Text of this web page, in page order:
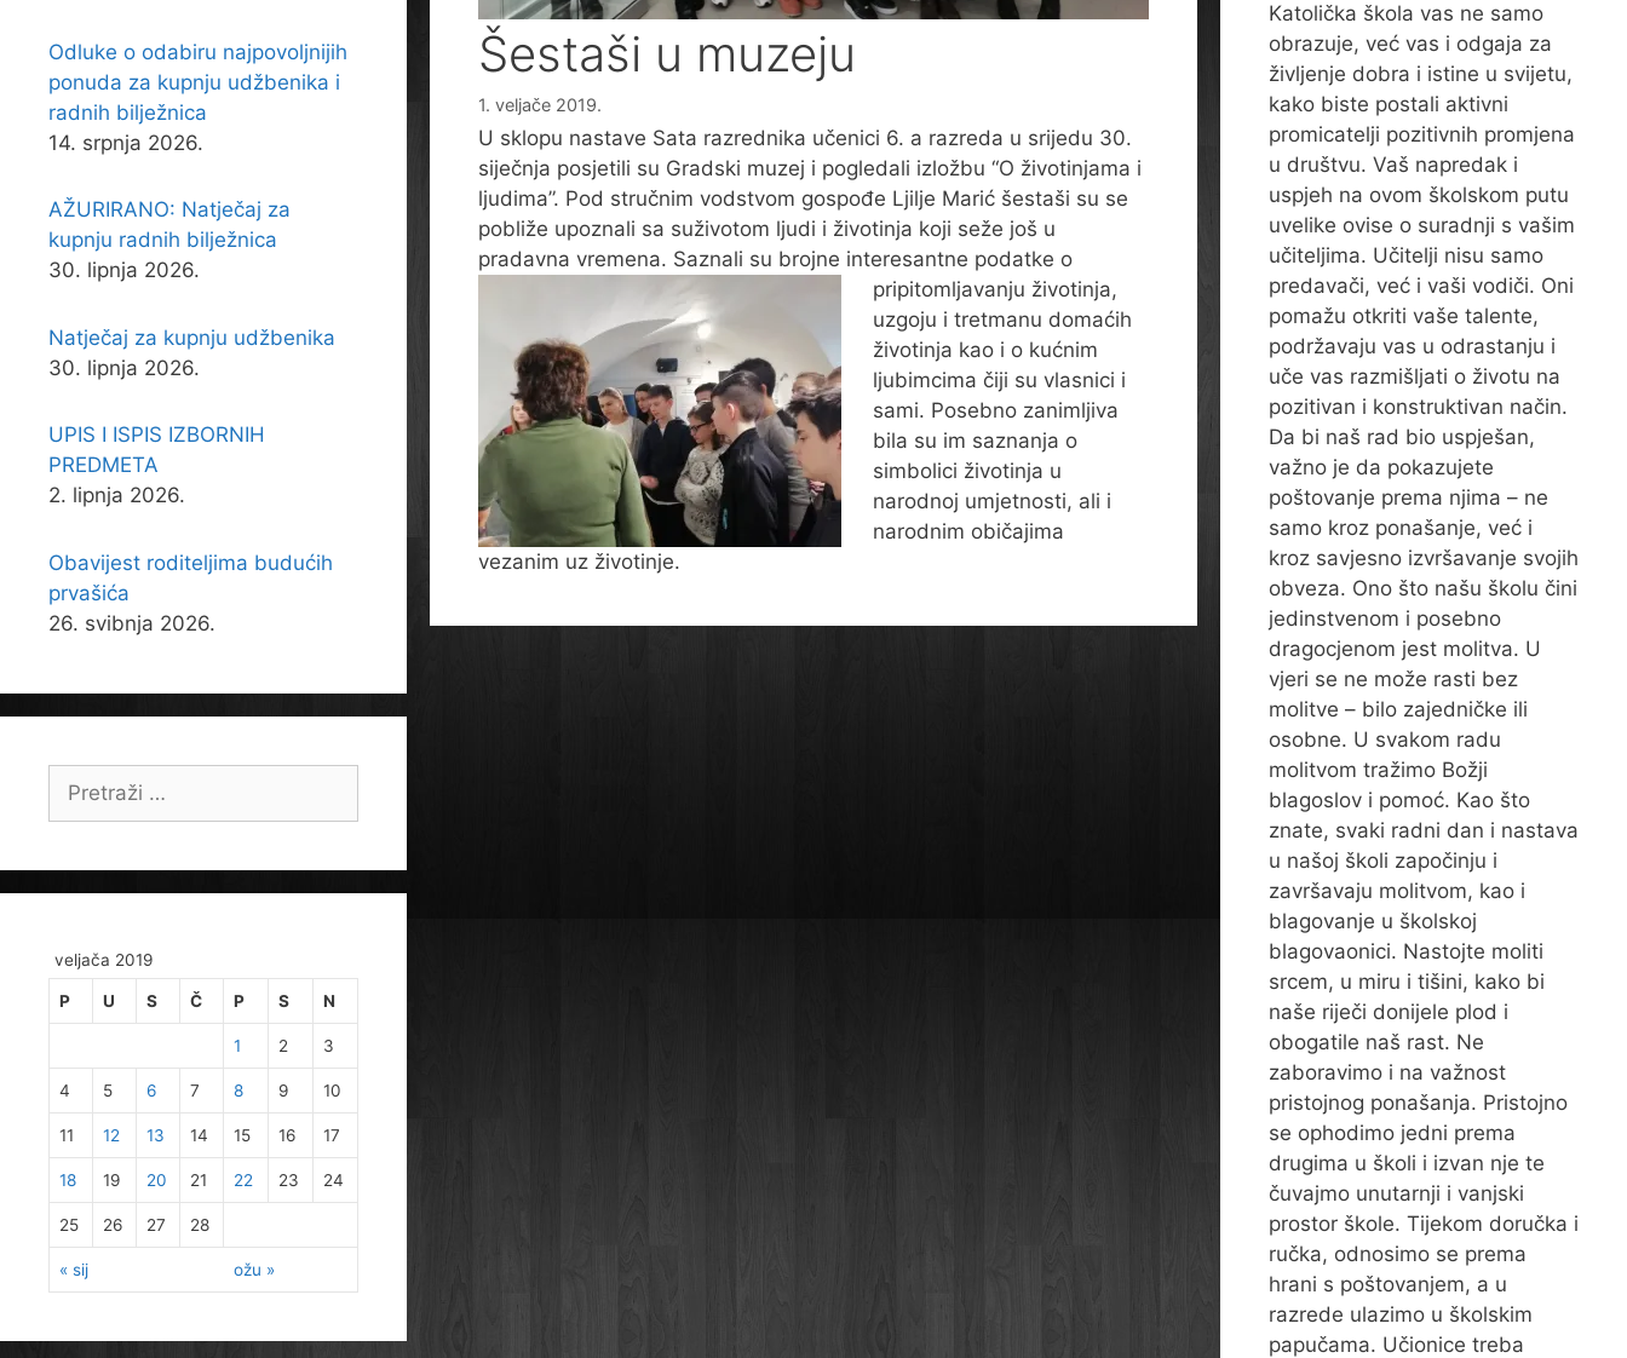
Šestaši u muzeju
1. veljače 2019.
U sklopu nastave Sata razrednika učenici 6. a razreda u srijedu 30.
siječnja posjetili su Gradski muzej i pogledali izložbu “O životinjama i
ljudima”. Pod stručnim vodstvom gospođe Ljilje Marić šestaši su se
pobliže upoznali sa suživotom ljudi i životinja koji seže još u
pradavna vremena. Saznali su brojne interesantne podatke o
pripitomljavanju životinja,
uzgoju i tretmanu domaćih
životinja kao i o kućnim
ljubimcima čiji su vlasnici i
sami. Posebno zanimljiva
bila su im saznanja o
simbolici životinja u
narodnoj umjetnosti, ali i
narodnim običajima
vezanim uz životinje.
Odluke o odabiru najpovoljnijih
ponuda za kupnju udžbenika i
radnih bilježnica
14. srpnja 2026.
AŽURIRANO: Natječaj za
kupnju radnih bilježnica
30. lipnja 2026.
Natječaj za kupnju udžbenika
30. lipnja 2026.
UPIS I ISPIS IZBORNIH
PREDMETA
2. lipnja 2026.
Obavijest roditeljima budućih
prvašića
26. svibnja 2026.
veljača 2019
P U S Č P S N
« sij ožu »
1 2 3
4 5 6 7 8 9 10
11 12 13 14 15 16 17
18 19 20 21 22 23 24
25 26 27 28
Katolička škola vas ne samo
obrazuje, već vas i odgaja za
življenje dobra i istine u svijetu,
kako biste postali aktivni
promicatelji pozitivnih promjena
u društvu. Vaš napredak i
uspjeh na ovom školskom putu
uvelike ovise o suradnji s vašim
učiteljima. Učitelji nisu samo
predavači, već i vaši vodiči. Oni
pomažu otkriti vaše talente,
podržavaju vas u odrastanju i
uče vas razmišljati o životu na
pozitivan i konstruktivan način.
Da bi naš rad bio uspješan,
važno je da pokazujete
poštovanje prema njima – ne
samo kroz ponašanje, već i
kroz savjesno izvršavanje svojih
obveza. Ono što našu školu čini
jedinstvenom i posebno
dragocjenom jest molitva. U
vjeri se ne može rasti bez
molitve – bilo zajedničke ili
osobne. U svakom radu
molitvom tražimo Božji
blagoslov i pomoć. Kao što
znate, svaki radni dan i nastava
u našoj školi započinju i
završavaju molitvom, kao i
blagovanje u školskoj
blagovaonici. Nastojte moliti
srcem, u miru i tišini, kako bi
naše riječi donijele plod i
obogatile naš rast. Ne
zaboravimo i na važnost
pristojnog ponašanja. Pristojno
se ophodimo jedni prema
drugima u školi i izvan nje te
čuvajmo unutarnji i vanjski
prostor škole. Tijekom doručka i
ručka, odnosimo se prema
hrani s poštovanjem, a u
razrede ulazimo u školskim
papučama. Učionice treba